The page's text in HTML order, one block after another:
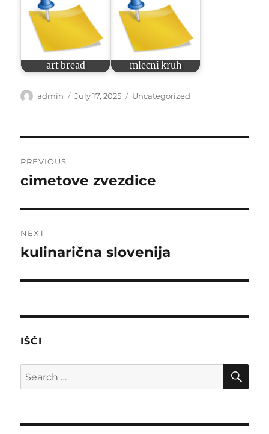
art bread mlecni kruh
Author
admin
Posted
July 17, 2025 Categories
Uncategorized
navigation
PREVIOUS
Previous
cimetove zvezdice
NEXT
Next
kulinarična slovenija
IŠČI
Search
for: